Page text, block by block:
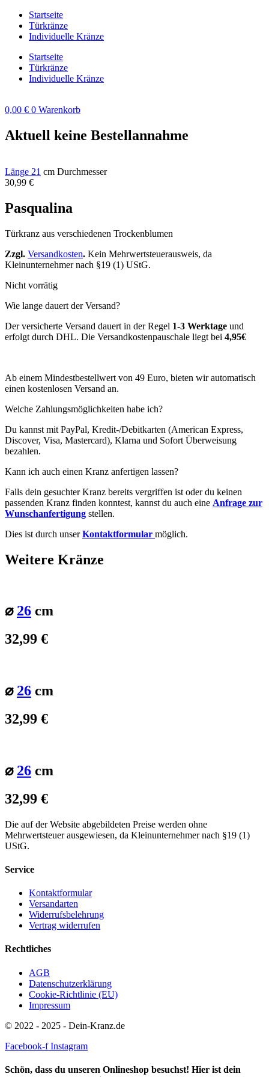
Zum
Inhalt
springen
Startseite
Türkränze
Individuelle Kränze
Startseite
Türkränze
Individuelle Kränze
0,00 € 0 Warenkorb
Aktuell keine Bestellannahme
Länge 21 cm Durchmesser
30,99 €
Pasqualina
Türkranz aus verschiedenen Trockenblumen
Zzgl. Versandkosten. Kein Mehrwertsteuerausweis, da
Kleinunternehmer nach §19 (1) UStG.
Nicht vorrätig
Wie lange dauert der Versand?
Der versicherte Versand dauert in der Regel 1-3 Werktage und
erfolgt durch DHL. Die Versandkostenpauschale liegt bei 4,95€
Ab einem Mindestbestellwert von 49 Euro, bieten wir automatisch
einen kostenlosen Versand an.
Welche Zahlungsmöglichkeiten habe ich?
Du kannst mit PayPal, Kredit-/Debitkarten (American Express,
Discover, Visa, Mastercard), Klarna und Sofort Überweisung
bezahlen.
Kann ich auch einen Kranz anfertigen lassen?
Falls dein gesuchter Kranz bereits vergriffen ist oder du keinen
passenden Kranz finden konntest, kannst du auch eine Anfrage zur
Wunschanfertigung stellen.
Dies ist durch unserKontaktformular möglich.
Weitere Kränze
⌀ 26 cm
32,99 €
⌀ 26 cm
32,99 €
⌀ 26 cm
32,99 €
Die auf der Website abgebildeten Preise werden ohne
Mehrwertsteuer ausgewiesen, da Kleinunternehmer nach §19 (1)
UStG.
Service
Kontaktformular
Versandarten
Widerrufsbelehrung
Vertrag widerrufen
Rechtliches
AGB
Datenschutzerklärung
Cookie-Richtlinie (EU)
Impressum
© 2022 - 2025 - Dein-Kranz.de
Facebook-f Instagram
Schön, dass du unseren Onlineshop besuchst! Hier ist dein